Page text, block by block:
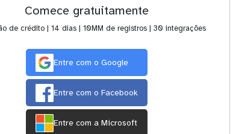
Comece gratuitamente
de crédito | 14 dias | 10MM de registros | 30 integrações
Entre com o Google
Entre com o Facebook
Entre com a Microsoft